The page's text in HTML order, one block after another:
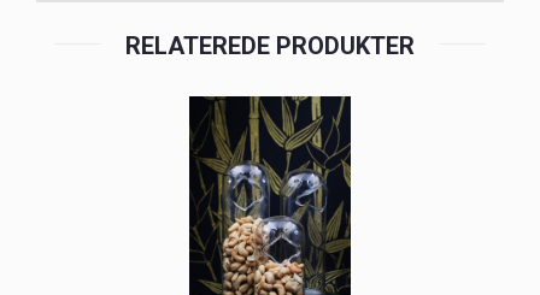
RELATEREDE PRODUKTER